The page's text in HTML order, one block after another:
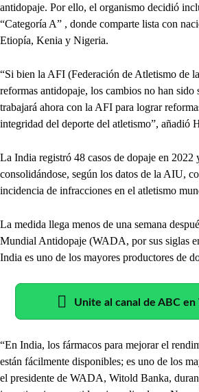
antidopaje. Por ello, el organismo decidió
“Categoría A” , donde comparte lista con
Etiopía, Kenia y Nigeria.
“Si bien la AFI (Federación de Atletismo de
reformas antidopaje, los cambios no han
trabajará ahora con la AFI para lograr
integridad del deporte del atletismo”, añadió
La India registró 48 casos de dopaje en 2022
consolidándose, según los datos de la AIU,
incidencia de infracciones en el atletismo
La medida llega menos de una semana
Mundial Antidopaje (WADA, por sus siglas
India es uno de los mayores productores de
Unite al canal de ABC
“En India, los fármacos para mejorar el
están fácilmente disponibles; es uno de los
el presidente de WADA, Witold Banka,